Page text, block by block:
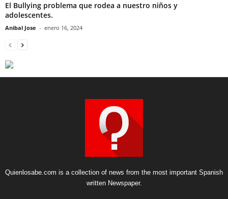
El Bullying problema que rodea a nuestro niños y
adolescentes.
Anibal Jose - enero 16, 2024
Quienlosabe.com is a collection of news from the most important Spanish
written Newspaper.